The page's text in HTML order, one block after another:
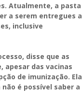
Atualmente, a pasta
a serem entregues a
inclusive
disse que as
apesar das vacinas
de imunização. Ela
é possível saber a